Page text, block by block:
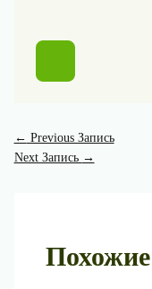
← Previous Запись
Next Запись →